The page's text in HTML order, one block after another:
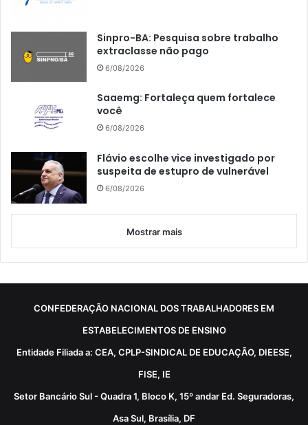
Sinpro-BA: Pesquisa sobre trabalho
extraclasse não pago
6/08/2026
Saaemg: Fortaleça quem fortalece
você
6/08/2026
Flávio escolhe vice investigado por
suspeita de estupro de vulnerável
6/08/2026
Mostrar mais
CONFEDERAÇÃO NACIONAL DOS TRABALHADORES EM
ESTABELECIMENTOS DE ENSINO
Entidade Filiada a: CEA, CPLP-SINDICAL DE EDUCAÇÃO, DIEESE,
FISE, IE
Setor Bancário Sul - Quadra 1, Bloco K, 15º andar Ed. Seguradoras,
Asa Sul, Brasília, DF